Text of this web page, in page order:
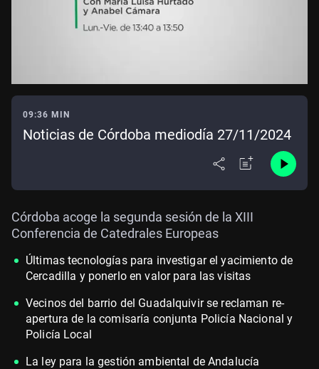
09:36 MIN
Noticias de Córdoba mediodía 27/11/2024
Córdoba acoge la segunda sesión de la XIII
Conferencia de Catedrales Europeas
Últimas tecnologías para investigar el yacimiento de
Cercadilla y ponerlo en valor para las visitas
Vecinos del barrio del Guadalquivir se reclaman re-
apertura de la comisaría conjunta Policía Nacional y
Policía Local
La ley para la gestión ambiental de Andalucía